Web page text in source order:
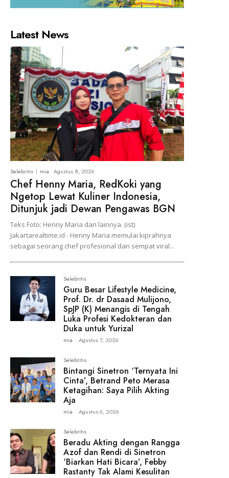
Latest News
Selebritis mia -Agustus 8, 2026
Chef Henny Maria, RedKoki yang
Ngetop Lewat Kuliner Indonesia,
Ditunjuk jadi Dewan Pengawas BGN
Teks Foto: Henny Maria dan lainnya. (ist)
Jakartarealtime.id - Henny Maria memulai kiprahnya
sebagai seorang chef profesional dan sempat viral...
Selebritis
Guru Besar Lifestyle Medicine,
Prof. Dr. dr Dasaad Mulijono,
SpJP (K) Menangis di Tengah
Luka Profesi Kedokteran dan
Duka untuk Yurizal
mia - Agustus 7, 2026
Selebritis
Bintangi Sinetron ‘Ternyata Ini
Cinta’, Betrand Peto Merasa
Ketagihan: Saya Pilih Akting
Aja
mia - Agustus 6, 2026
Selebritis
Beradu Akting dengan Rangga
Azof dan Rendi di Sinetron
‘Biarkan Hati Bicara’, Febby
Rastanty Tak Alami Kesulitan